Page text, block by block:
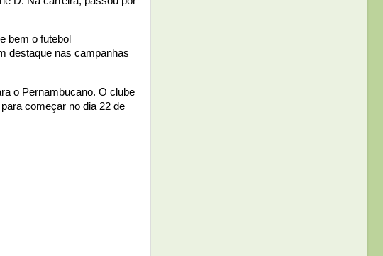
bem o futebol
destaque nas campanhas
o Pernambucano. O clube
começar no dia 22 de